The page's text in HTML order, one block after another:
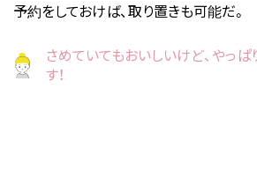
予約をしておけば、取り置きも可能だ。
さめていてもおいしいけど、やっ
す！